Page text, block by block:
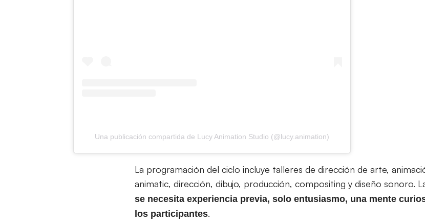
Una publicación compartida de Lucy Animation Studio (@lucy.animation)
La programación del ciclo incluye talleres de dirección de arte,
animatic, dirección, dibujo, producción, compositing y diseño sonoro.
se necesita experiencia previa, solo entusiasmo, una mente
los participantes.